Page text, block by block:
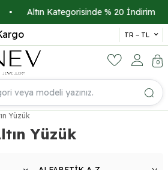
Altın Kategorisinde % 20 İndirim •
14
TR − TL
0
Yüzük
Yüzük